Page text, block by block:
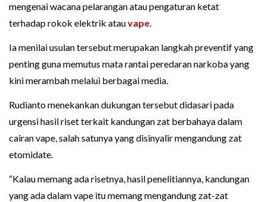
mengenai wacana pelarangan atau pengaturan ketat
terhadap rokok elektrik atauvape.
Ia menilai usulan tersebut merupakan langkah preventif yang
penting guna memutus mata rantai peredaran narkoba yang
kini merambah melalui berbagai media.
Rudianto menekankan dukungan tersebut didasari pada
urgensi hasil riset terkait kandungan zat berbahaya dalam
cairan vape, salah satunya yang disinyalir mengandung zat
etomidate.
“Kalau memang ada risetnya, hasil penelitiannya, kandungan
yang ada dalam vape itu memang mengandung zat-zat